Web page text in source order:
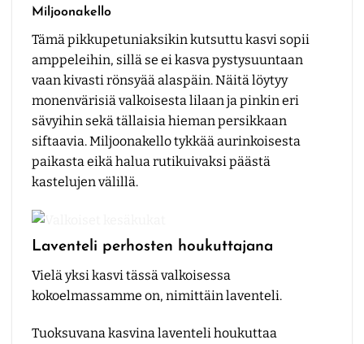
Miljoonakello
Tämä pikkupetuniaksikin kutsuttu kasvi sopii
amppeleihin, sillä se ei kasva pystysuuntaan
vaan kivasti rönsyää alaspäin. Näitä löytyy
monenvärisiä valkoisesta lilaan ja pinkin eri
sävyihin sekä tällaisia hieman persikkaan
siftaavia. Miljoonakello tykkää aurinkoisesta
paikasta eikä halua rutikuivaksi päästä
kastelujen välillä.
Laventeli perhosten houkuttajana
Vielä yksi kasvi tässä valkoisessa
kokoelmassamme on, nimittäin laventeli.
Tuoksuvana kasvina laventeli houkuttaa